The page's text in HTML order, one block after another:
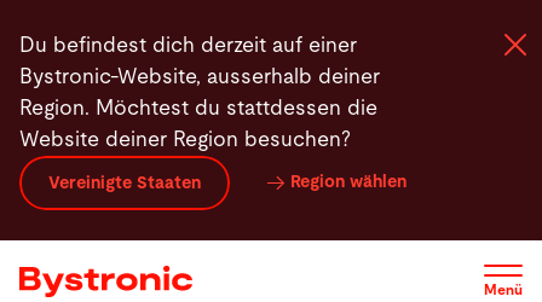
zum
Inhalt
Du befindest dich derzeit auf einer
Bystronic-Website, ausserhalb deiner
Region. Möchtest du stattdessen die
Website deiner Region besuchen?
Vereinigte Staaten Region wählen
Menü
Maschinen und Software
Services